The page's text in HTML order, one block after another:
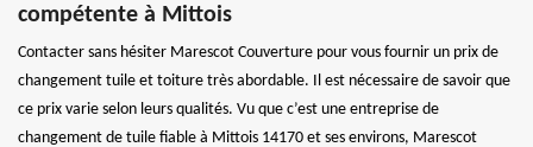
compétente à Mittois
Contacter sans hésiter Marescot Couverture pour vous fournir un prix de
changement tuile et toiture très abordable. Il est nécessaire de savoir que
ce prix varie selon leurs qualités. Vu que c’est une entreprise de
changement de tuile fiable à Mittois 14170 et ses environs, Marescot